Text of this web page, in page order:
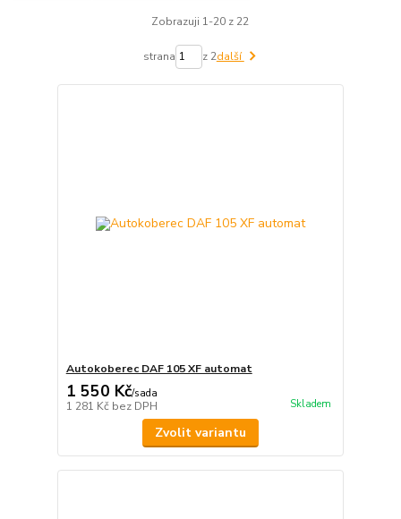
Zobrazuji 1-20 z 22
strana z 2další
Autokoberec DAF 105 XF automat
1 550 Kč/sada
1 281 Kč bez DPH Skladem
Zvolit variantu